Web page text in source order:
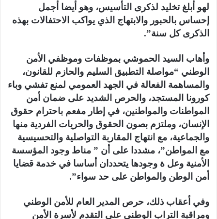
لهو أبلغ تخليد لذكرى التأسيس، وهو أيضا أجمل
إحساس بالحبور والابتهاج الذي يواكب الاحتفالات بهذه
الذكرى كل سنة”.
وأهاب السيد الحموشي بموظفات وموظفي الأمن
الوطني “مواصلة التطبيق السليم والحازم للقانون،
والمساهمة الفعالة في الجهد العمومي لمنع تفشي وباء
كورونا المستجد، والحرص الشديد على ضمان أمن
المواطنات والمواطنين، في إطار مفعم باحترام حقوق
الإنسان، وملتزم بصون الحقوق والحريات الفردية منها
والجماعية، مع انتهاج المقاربة التواصلية والتحسيسية
مع المواطن”، مشددا على أن ” مناط وجود المؤسسة
الأمنية وعل ة وجودها يتحددان أساسا في خدمة قضايا
أمن الوطن والمواطن على حد سواء”.
وفي أعقاب ذلك، حرص المدير العام للأمن الوطني
ومراقبة التراب الوطني على التقدم لأسرة الأمن